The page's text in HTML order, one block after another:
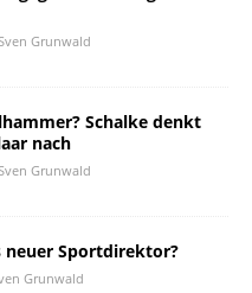
Grunwald
Schalke denkt
nach
Grunwald
neuer Sportdirektor?
Grunwald